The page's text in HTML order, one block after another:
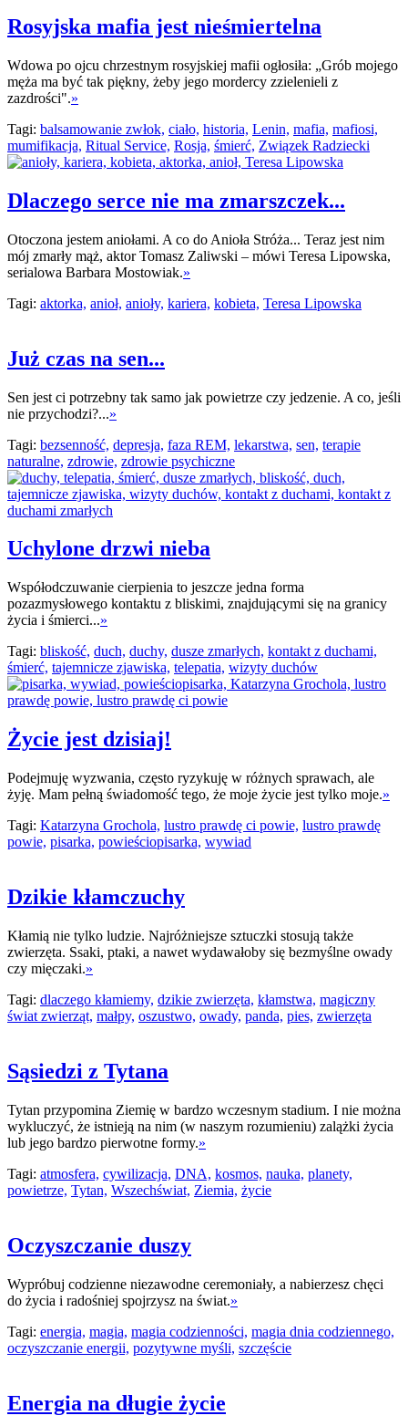
Rosyjska mafia jest nieśmiertelna
Wdowa po ojcu chrzestnym rosyjskiej mafii ogłosiła: „Grób mojego
męża ma być tak piękny, żeby jego mordercy zzielenieli z
zazdrości".»
Tagi: balsamowanie zwłok, ciało, historia, Lenin, mafia, mafiosi,
mumifikacja, Ritual Service, Rosja, śmierć, Związek Radziecki
Dlaczego serce nie ma zmarszczek...
Otoczona jestem aniołami. A co do Anioła Stróża... Teraz jest nim
mój zmarły mąż, aktor Tomasz Zaliwski – mówi Teresa Lipowska,
serialowa Barbara Mostowiak.»
Tagi: aktorka, anioł, anioły, kariera, kobieta, Teresa Lipowska
Już czas na sen...
Sen jest ci potrzebny tak samo jak powietrze czy jedzenie. A co, jeśli
nie przychodzi?...»
Tagi: bezsenność, depresja, faza REM, lekarstwa, sen, terapie
naturalne, zdrowie, zdrowie psychiczne
Uchylone drzwi nieba
Współodczuwanie cierpienia to jeszcze jedna forma
pozazmysłowego kontaktu z bliskimi, znajdującymi się na granicy
życia i śmierci...»
Tagi: bliskość, duch, duchy, dusze zmarłych, kontakt z duchami,
śmierć, tajemnicze zjawiska, telepatia, wizyty duchów
Życie jest dzisiaj!
Podejmuję wyzwania, często ryzykuję w różnych sprawach, ale
żyję. Mam pełną świadomość tego, że moje życie jest tylko moje.»
Tagi: Katarzyna Grochola, lustro prawdę ci powie, lustro prawdę
powie, pisarka, powieściopisarka, wywiad
Dzikie kłamczuchy
Kłamią nie tylko ludzie. Najróżniejsze sztuczki stosują także
zwierzęta. Ssaki, ptaki, a nawet wydawałoby się bezmyślne owady
czy mięczaki.»
Tagi: dlaczego kłamiemy, dzikie zwierzęta, kłamstwa, magiczny
świat zwierząt, małpy, oszustwo, owady, panda, pies, zwierzęta
Sąsiedzi z Tytana
Tytan przypomina Ziemię w bardzo wczesnym stadium. I nie można
wykluczyć, że istnieją na nim (w naszym rozumieniu) zalążki życia
lub jego bardzo pierwotne formy.»
Tagi: atmosfera, cywilizacja, DNA, kosmos, nauka, planety,
powietrze, Tytan, Wszechświat, Ziemia, życie
Oczyszczanie duszy
Wypróbuj codzienne niezawodne ceremoniały, a nabierzesz chęci
do życia i radośniej spojrzysz na świat.»
Tagi: energia, magia, magia codzienności, magia dnia codziennego,
oczyszczanie energii, pozytywne myśli, szczęście
Energia na długie życie